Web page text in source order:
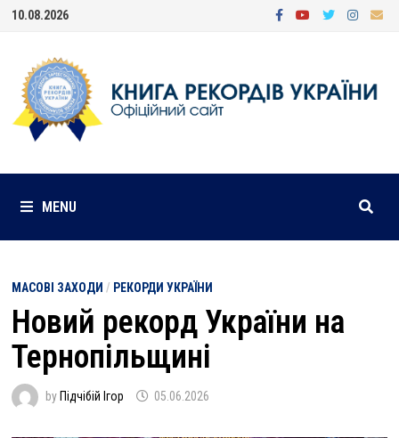
Skip10.08.2026
MENU
МАСОВІ ЗАХОДИ / РЕКОРДИ УКРАЇНИ
Новий рекорд України на
Тернопільщині
by Підчібій Ігор 05.06.2026